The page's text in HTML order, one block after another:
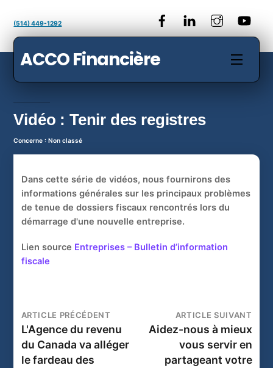
contenu
(514) 449-1292
ACCO Financière Menu
Vidéo : Tenir des registres
Concerne : Non classé
Dans cette série de vidéos, nous fournirons des
informations générales sur les principaux problèmes
de tenue de dossiers fiscaux rencontrés lors du
démarrage d'une nouvelle entreprise.
Lien source Entreprises – Bulletin d’information
fiscale
ARTICLE PRÉCÉDENT
L'Agence du revenu
du Canada va alléger
le fardeau des
ARTICLE SUIVANT
Aidez-nous à mieux
vous servir en
partageant votre